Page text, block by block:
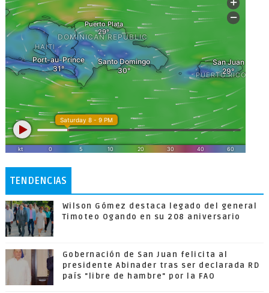
TENDENCIAS
Wilson Gómez destaca legado del general
Timoteo Ogando en su 208 aniversario
Gobernación de San Juan felicita al
presidente Abinader tras ser declarada RD
país "libre de hambre" por la FAO